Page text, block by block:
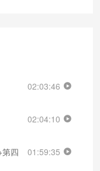
02:03:46
02:04:10
四
01:59:35